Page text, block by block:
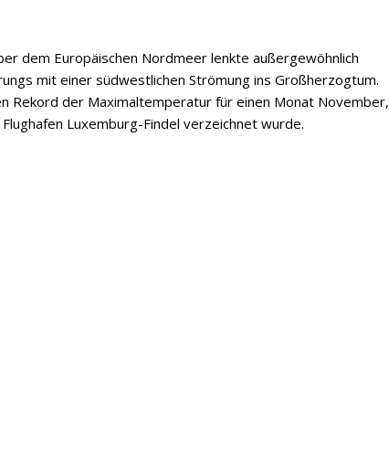
dem Europäischen Nordmeer lenkte außergewöhnlich
mit einer südwestlichen Strömung ins Großherzogtum.
Rekord der Maximaltemperatur für einen Monat November,
Luxemburg-Findel verzeichnet wurde.